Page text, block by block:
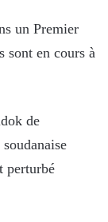
un Premier
sont en cours à
de
perturbé